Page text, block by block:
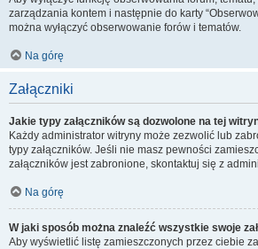
zarządzania kontem i następnie do karty
można wyłączyć obserwowanie forów i tematów.
Na górę
Załączniki
Jakie typy załączników są dozwolone na tej
Każdy administrator witryny może zezwolić lub
typy załączników. Jeśli nie masz pewności
załączników jest zabronione, skontaktuj się z
Na górę
W jaki sposób można znaleźć wszystkie swoje
Aby wyświetlić listę zamieszczonych przez ciebie